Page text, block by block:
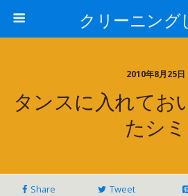
クリーニング
2010年8月25日
タンスに入れてお
たシミ
Share Tweet